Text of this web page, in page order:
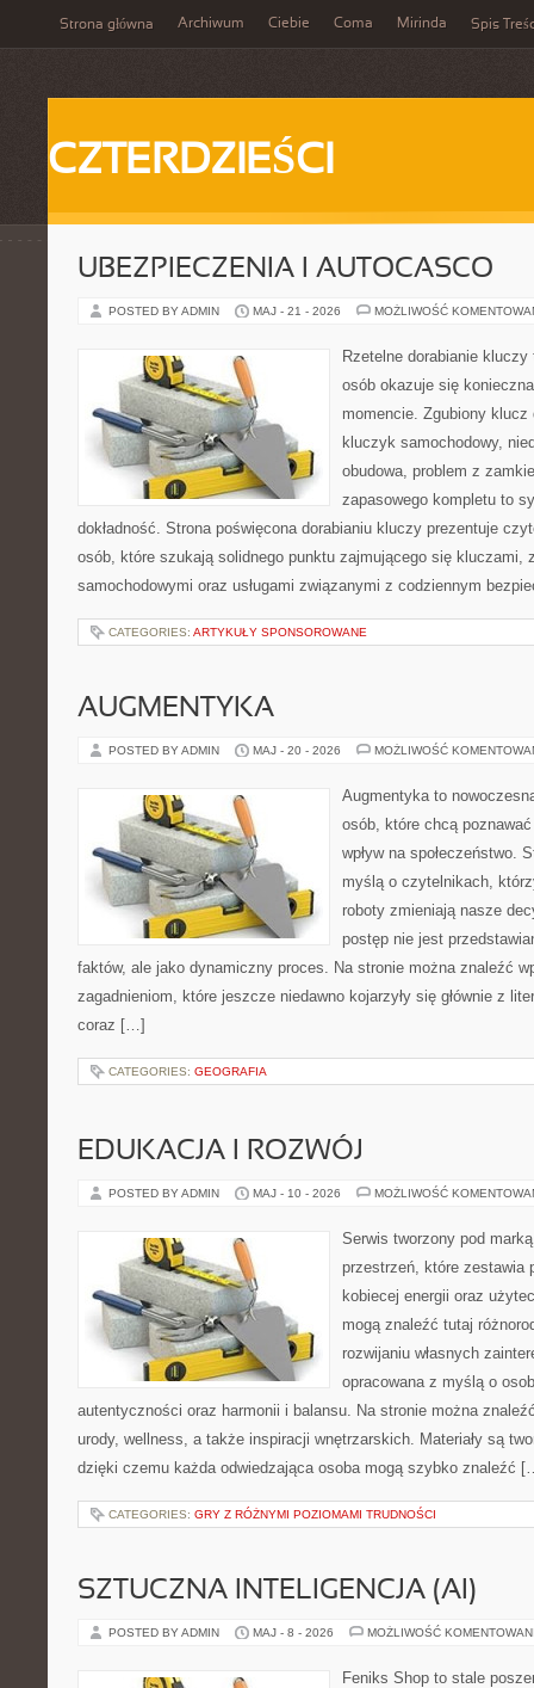
Strona główna Archiwum Ciebie Coma Mirinda Spis
CZTERDZIEŚCI
UBEZPIECZENIA I AUTOCASCO
POSTED BY ADMIN MAJ - 21 - 2026 MOŻLIWOŚĆ
Rzetelne dorabianie kluczy
osób okazuje się
momencie. Zgubiony
kluczyk samochodowy,
obudowa, problem z
zapasowego kompletu to
dokładność. Strona poświęcona dorabianiu kluczy prezentuje
osób, które szukają solidnego punktu zajmującego się kluczami,
samochodowymi oraz usługami związanymi z codziennym
CATEGORIES: ARTYKUŁY SPONSOROWANE
AUGMENTYKA
POSTED BY ADMIN MAJ - 20 - 2026 MOŻLIWOŚĆ
Augmentyka to
osób, które chcą
wpływ na społeczeństwo.
myślą o czytelnikach,
roboty zmieniają nasze
postęp nie jest
faktów, ale jako dynamiczny proces. Na stronie można znaleźć
zagadnieniom, które jeszcze niedawno kojarzyły się głównie z
coraz […]
CATEGORIES: GEOGRAFIA
EDUKACJA I ROZWÓJ
POSTED BY ADMIN MAJ - 10 - 2026 MOŻLIWOŚĆ
Serwis tworzony pod
przestrzeń, które zestawia
kobiecej energii oraz
mogą znaleźć tutaj
rozwijaniu własnych
opracowana z myślą o
autentyczności oraz harmonii i balansu. Na stronie można
urody, wellness, a także inspiracji wnętrzarskich. Materiały są
dzięki czemu każda odwiedzająca osoba mogą szybko znaleźć
CATEGORIES: GRY Z RÓŻNYMI POZIOMAMI TRUDNOŚCI
SZTUCZNA INTELIGENCJA (AI)
POSTED BY ADMIN MAJ - 8 - 2026 MOŻLIWOŚĆ
Feniks Shop to stale